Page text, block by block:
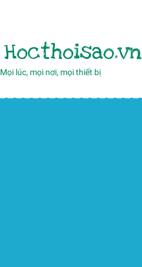
Hocthoisao.vn
Mọi lúc, mọi nơi, mọi thiết bị